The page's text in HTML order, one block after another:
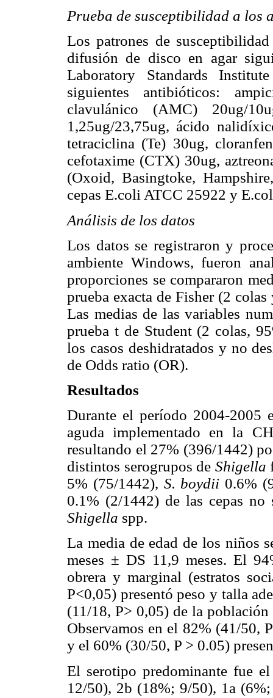
Prueba de susceptibilidad a los
Los patrones de
difusión de disco en agar
Laboratory Standards
siguientes antibióticos:
clavulánico (AMC) 20ug/
1,25ug/23,75ug, ácido
tetraciclina (Te) 30ug,
cefotaxime (CTX) 30ug,
(Oxoid, Basingtoke,
cepas E.coli ATCC 25922 y
Análisis de los datos
Los datos se registraron y
ambiente Windows, fueron
proporciones se compararon
prueba exacta de Fisher (2
Las medias de las variables
prueba t de Student (2 colas,
los casos deshidratados y no
de Odds ratio (OR).
Resultados
Durante el período 2004-2005
aguda implementado en la
resultando el 27% (396/1442)
distintos serogrupos de Shigella
5% (75/1442), S. boydii 0.6%
0.1% (2/1442) de las cepas no
Shigella spp.
La media de edad de los niños
meses ± DS 11,9 meses. El
obrera y marginal (estratos
P<0,05) presentó peso y talla
(11/18, P> 0,05) de la población
Observamos en el 82% (41/50,
y el 60% (30/50, P > 0.05)
El serotipo predominante fue
12/50), 2b (18%; 9/50), 1a